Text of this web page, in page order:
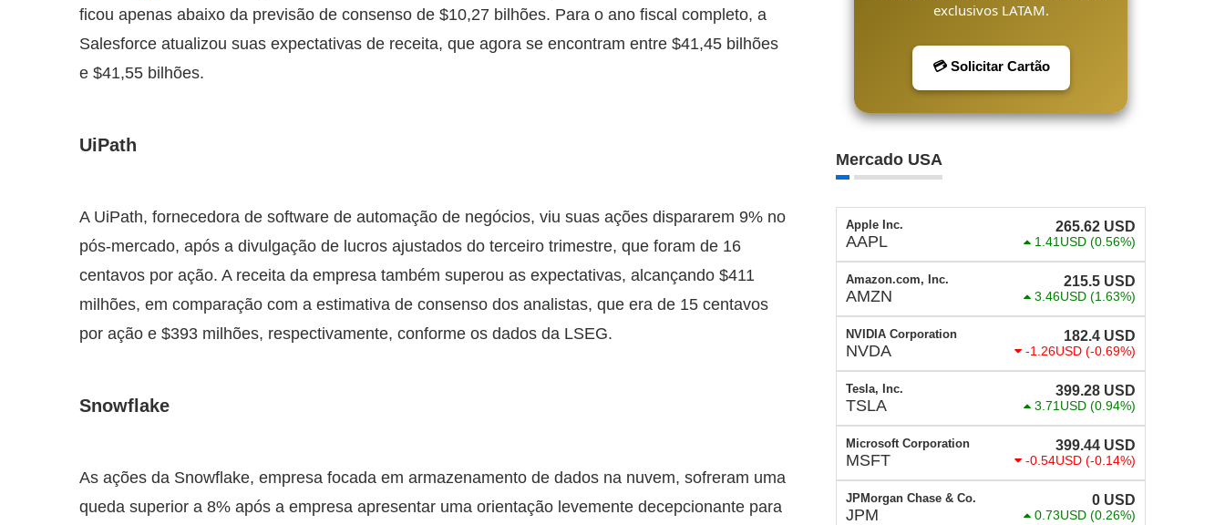
ficou apenas abaixo da previsão de consenso de $10,27 bilhões. Para o ano fiscal completo, a
Salesforce atualizou suas expectativas de receita, que agora se encontram entre $41,45 bilhões
e $41,55 bilhões.
UiPath
A UiPath, fornecedora de software de automação de negócios, viu suas ações dispararem 9% no
pós-mercado, após a divulgação de lucros ajustados do terceiro trimestre, que foram de 16
centavos por ação. A receita da empresa também superou as expectativas, alcançando $411
milhões, em comparação com a estimativa de consenso dos analistas, que era de 15 centavos
por ação e $393 milhões, respectivamente, conforme os dados da LSEG.
Snowflake
As ações da Snowflake, empresa focada em armazenamento de dados na nuvem, sofreram uma
queda superior a 8% após a empresa apresentar uma orientação levemente decepcionante para
exclusivos LATAM.
💳 Solicitar Cartão
Mercado USA
Apple Inc.
AAPL
265.62 USD
1.41USD (0.56%)
Amazon.com, Inc.
AMZN
215.5 USD
3.46USD (1.63%)
NVIDIA Corporation
NVDA
182.4 USD
-1.26USD (-0.69%)
Tesla, Inc.
TSLA
399.28 USD
3.71USD (0.94%)
Microsoft Corporation
MSFT
399.44 USD
-0.54USD (-0.14%)
JPMorgan Chase & Co.
JPM
0 USD
0.73USD (0.26%)